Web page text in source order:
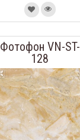
Фотофон VN-ST-
128